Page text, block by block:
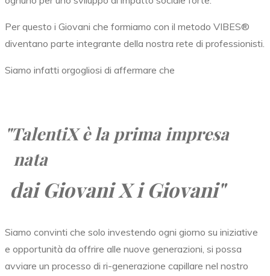
Per questo i Giovani che formiamo con il metodo VIBES®
diventano parte integrante della nostra rete di professionisti.
Siamo infatti orgogliosi di affermare che
"TalentiXè la prima impresa
nata
dai Giovani X i Giovani"
Siamo convinti che solo investendo ogni giorno su iniziative
e opportunità da offrire alle nuove generazioni, si possa
avviare un processo di ri-generazione capillare nel nostro